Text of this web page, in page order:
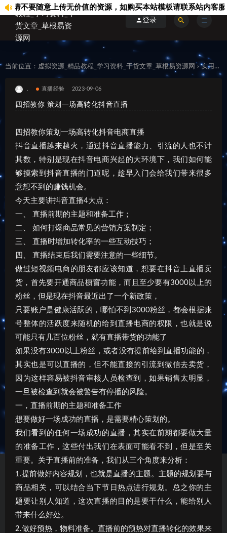
要随意上传无价值的资源，如购买本站模板请联系站内客服... 上
登录
当前位置： 虚拟资源_精品教程_学习资料_干货文章_草根易资源网 > 实用资源
直播经验 2023-09-06
四招教你 策划一场高转化抖音直播
四招教你策划一场高转化抖音电商直播
抖音直播越来越火，通过抖音直播能力、引流的人也不计
其数，特别是现在抖音电商兴起的大环境下，我们如何能
够摸索到抖音直播的门道呢，趁早入门会给我们带来很多
意想不到的赚钱机会。
今天主要讲抖音直播4大点：
一、 直播前期的主题和准备工作；
二、 如何打爆商品常见的营销方案制定；
三、 直播时增加转化率的一些互动技巧；
四、 直播结束后我们需要注意的一些细节。
做过短视频电商的朋友都应该知道，想要在抖音上直播卖
货，首先要开通商品橱窗功能，而且至少要有3000以上的
粉丝，但是现在抖音最近出了一个新政策，
只要账户是健康活跃的，哪怕不到3000粉丝，都会根据账
号整体的活跃度来随机的给到直播电商的权限，也就是说
可能只有几百位粉丝，就有直播带货的功能了
如果没有3000以上粉丝，或者没有提前给到直播功能的，
其实也是可以直播的，但不能直接的引流到微信去卖货，
因为这样容易被抖音审核人员检查到，如果销售太明显，
一旦被检查到就会被警告有停播的风险。
一，直播前期的主题和准备工作
想要做好一场成功的直播，是需要精心策划的。
我们看到的任何一场成功的直播，其实在前期都要做大量
的准备工作，这些付出我们在表面可能看不到，但是至关
重要。关于直播前的准备，我们从三个角度来分析：
1.提前做好内容规划，也就是直播的主题。主题的规划要与
商品相关，可以结合当下节日热点进行规划。总之你的主
题要让别人知道，这次直播的目的是要干什么，能给别人
带来什么好处。
2.做好预热，物料准备。直播前的预热对直播转化的效果来